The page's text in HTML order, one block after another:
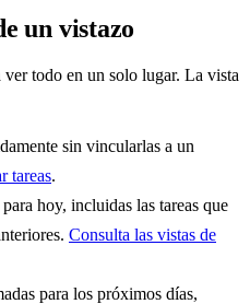
un vistazo
ver todo en un solo lugar. La vista
sin vincularlas a un
tareas.
hoy, incluidas las tareas que
Consulta las vistas de
para los próximos días,